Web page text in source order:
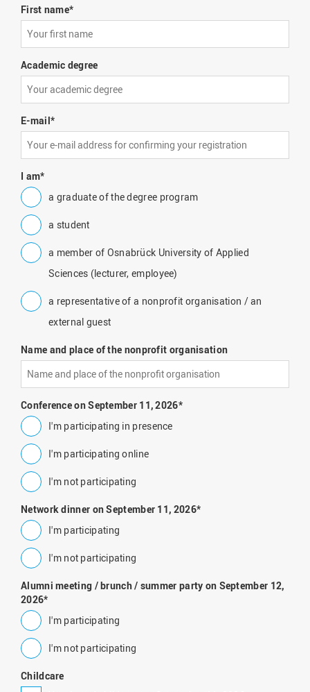
First name*
Academic degree
E-mail*
I am*
a graduate of the degree program
a student
a member of Osnabrück University of Applied
Sciences (lecturer, employee)
a representative of a nonprofit organisation / an
external guest
Name and place of the nonprofit organisation
Conference on September 11, 2026*
I'm participating in presence
I'm participating online
I'm not participating
Network dinner on September 11, 2026*
I'm participating
I'm not participating
Alumni meeting / brunch / summer party on September 12,
2026*
I'm participating
I'm not participating
Childcare